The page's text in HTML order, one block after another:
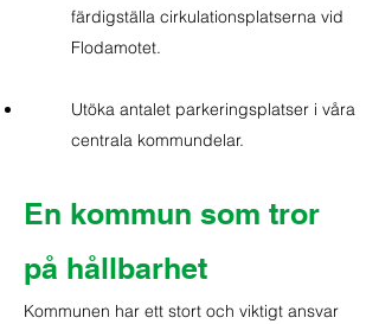
färdigställa cirkulationsplatserna vid
Flodamotet.
Utöka antalet parkeringsplatser i våra
centrala kommundelar.
En kommun som tror
på hållbarhet
Kommunen har ett stort och viktigt ansvar